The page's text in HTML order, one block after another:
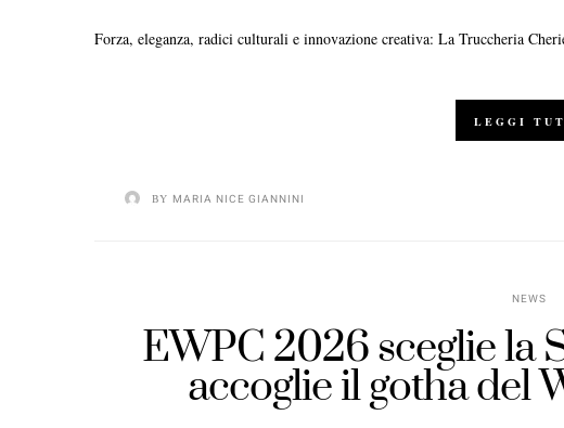
Forza, eleganza, radici culturali e innovazione creativa: La Truccheria
LEGGI
BY MARIA NICE GIANNINI
NEWS
EWPC 2026 sceglie la
accoglie il gotha del